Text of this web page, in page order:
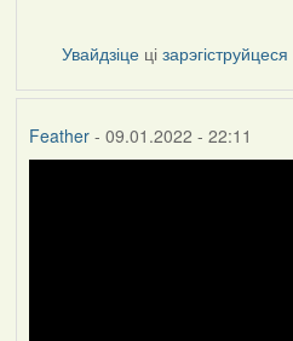
Увайдзіце цізарэгіструйцеся
Feather- 09.01.2022 - 22:11